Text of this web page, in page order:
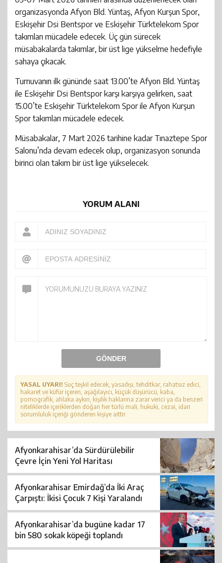
organizasyonda Afyon Bld. Yüntaş, Afyon Kurşun Spor,
Eskişehir Dsi Bentspor ve Eskişehir Türktelekom Spor
takımları mücadele edecek. Üç gün sürecek
müsabakalarda takımlar, bir üst lige yükselme hedefiyle
sahaya çıkacak.
Turnuvanın ilk gününde saat 13.00’te Afyon Bld. Yüntaş
ile Eskişehir Dsi Bentspor karşı karşıya gelirken, saat
15.00’te Eskişehir Türktelekom Spor ile Afyon Kurşun
Spor takımları mücadele edecek.
Müsabakalar, 7 Mart 2026 tarihine kadar Tınaztepe Spor
Salonu’nda devam edecek olup, organizasyon sonunda
birinci olan takım bir üst lige yükselecek.
YORUM ALANI
GÖNDER
YASAL UYARI! Suç teşkil edecek, yasadışı, tehditkar, rahatsız edici,
hakaret ve küfür içeren, aşağılayıcı, küçük düşürücü, kaba,
pornografik, ahlaka aykırı, kişilik haklarına zarar verici ya da benzeri
niteliklerde içeriklerden doğan her türlü mali, hukuki, cezai, idari
sorumluluk içeriği gönderen kişiye aittir.
Afyonkarahisar’da Sürdürülebilir
Çevre İçin Yeni Yol Haritası
Afyonkarahisar Emirdağ’da İki Araç
Çarpıştı: İkisi Çocuk 7 Kişi Yaralandı
Afyonkarahisar’da bugüne kadar 17
bin 580 sokak köpeği toplandı